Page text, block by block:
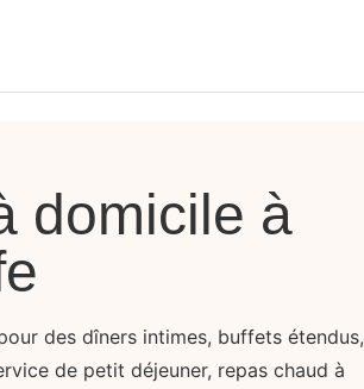
domicile à
des dîners intimes, buffets étendus,
de petit déjeuner, repas chaud à